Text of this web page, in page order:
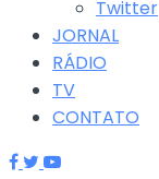
Twitter
JORNAL
RÁDIO
TV
CONTATO